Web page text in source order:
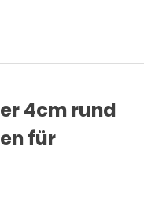
4cm rund
für